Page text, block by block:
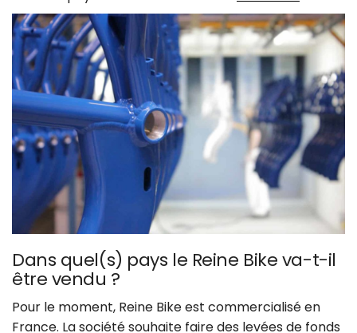
Dans quel(s) pays le Reine Bike va-t-il
être vendu ?
Pour le moment, Reine Bike est commercialisé en
France. La société souhaite faire des levées de fonds